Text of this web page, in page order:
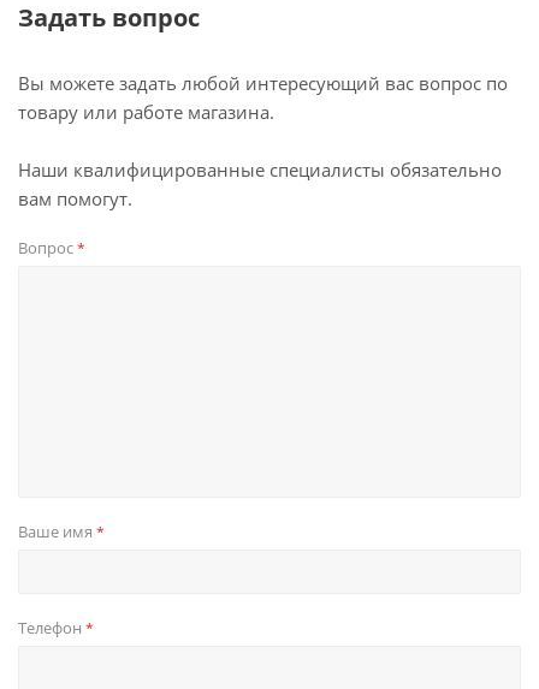
Задать вопрос
Вы можете задать любой интересующий вас вопрос по
товару или работе магазина.
Наши квалифицированные специалисты обязательно
вам помогут.
Вопрос*
Ваше имя *
Телефон *